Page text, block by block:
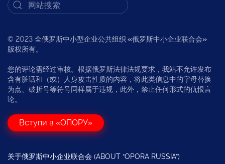
© 2023 全俄罗斯中小型企业公共组织 «俄罗斯中小企业联合会»
版权所有。
您的评论需经过审核。根据俄罗斯法律法规要求，我站不允许发布
含有脏话和（或）人身攻击性质的内容，将此类信息中的字母替换
为点、破折号等符号同样属于违规，此外，禁止任何形式的仇恨言
论。
Вступи в «ОПОРУ»
关于俄罗斯中小企业联合会 (ABOUT “OPORA RUSSIA”)